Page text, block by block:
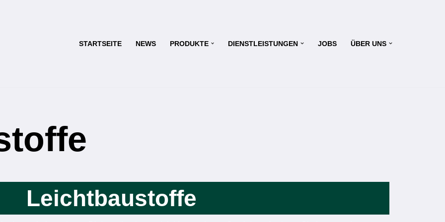
STARTSEITE NEWS PRODUKTE DIENSTLEISTUNGEN JOBS ÜBER UNS
Leichtbaustoffe